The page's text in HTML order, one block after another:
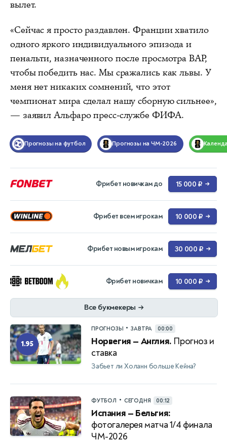
вылет.
«Сейчас я просто раздавлен. Франции хватило
одного яркого индивидуального эпизода и
пенальти, назначенного после просмотра ВАР,
чтобы победить нас. Мы сражались как львы. У
меня нет никаких сомнений, что этот
чемпионат мира сделал нашу сборную сильнее»,
— заявил Альфаро пресс-службе ФИФА.
Прогнозы на футбол Прогнозы на ЧМ-2026
Фрибет новичкам до 15 000 ₽ →
Фрибет всем игрокам 10 000 ₽ →
Фрибет новым игрокам 30 000 ₽ →
Фрибет новичкам 10 000 ₽ →
Все букмекеры →
1.95
ПРОГНОЗЫ • ЗАВТРА 00:00
Норвегия — Англия. Прогноз и
ставка
Забьет ли Холанн больше Кейна?
ФУТБОЛ • СЕГОДНЯ 00:12
Испания — Бельгия:
фотогалерея матча 1/4 финала
ЧМ-2026